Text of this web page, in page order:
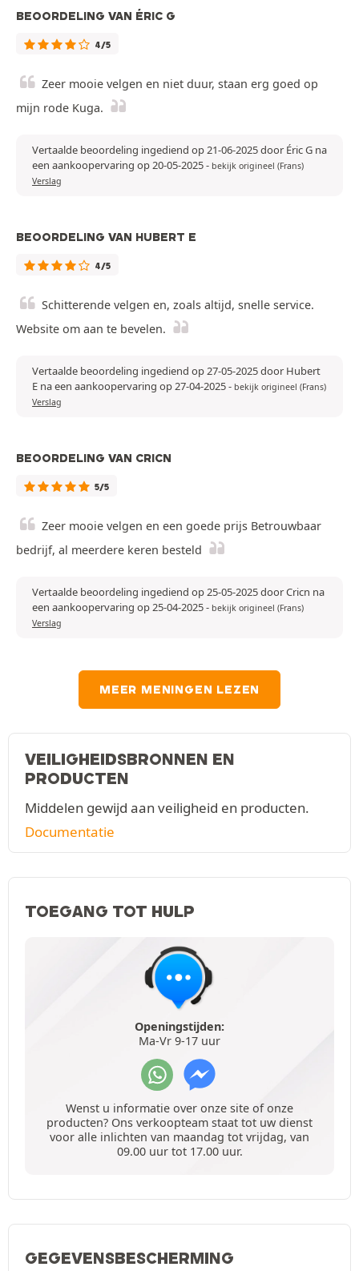
BEOORDELING VAN ÉRIC G
4/5
Zeer mooie velgen en niet duur, staan erg goed op
mijn rode Kuga.
Vertaalde beoordeling ingediend op 21-06-2025 door Éric G na
een aankoopervaring op 20-05-2025- bekijk origineel (Frans)
Verslag
BEOORDELING VAN HUBERT E
4/5
Schitterende velgen en, zoals altijd, snelle service.
Website om aan te bevelen.
Vertaalde beoordeling ingediend op 27-05-2025 door Hubert
E na een aankoopervaring op 27-04-2025- bekijk origineel (Frans)
Verslag
BEOORDELING VAN CRICN
5/5
Zeer mooie velgen en een goede prijs Betrouwbaar
bedrijf, al meerdere keren besteld
Vertaalde beoordeling ingediend op 25-05-2025 door Cricn na
een aankoopervaring op 25-04-2025- bekijk origineel (Frans)
Verslag
MEER MENINGEN LEZEN
VEILIGHEIDSBRONNEN EN
PRODUCTEN
Middelen gewijd aan veiligheid en producten.
Documentatie
TOEGANG TOT HULP
Openingstijden:
Ma-Vr 9-17 uur
Wenst u informatie over onze site of onze
producten? Ons verkoopteam staat tot uw dienst
voor alle inlichten van maandag tot vrijdag, van
09.00 uur tot 17.00 uur.
GEGEVENSBESCHERMING